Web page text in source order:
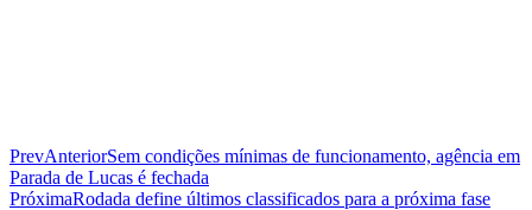
PrevAnteriorSem condições mínimas de funcionamento, agência em
Parada de Lucas é fechada
PróximaRodada define últimos classificados para a próxima fase